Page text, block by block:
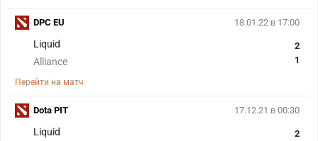
18.01.22 в 17:00
Liquid
Alliance
2
1
Перейти на матч
DPC EU
17.12.21 в 00:30
Liquid
2
Dota PIT